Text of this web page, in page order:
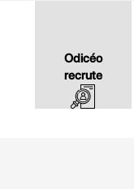
Odicéo
recrute